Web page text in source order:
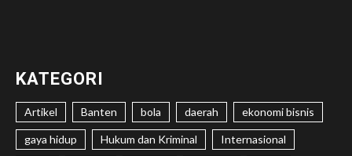
KATEGORI
Artikel Banten bola daerah ekonomi bisnis
gaya hidup Hukum dan Kriminal Internasional